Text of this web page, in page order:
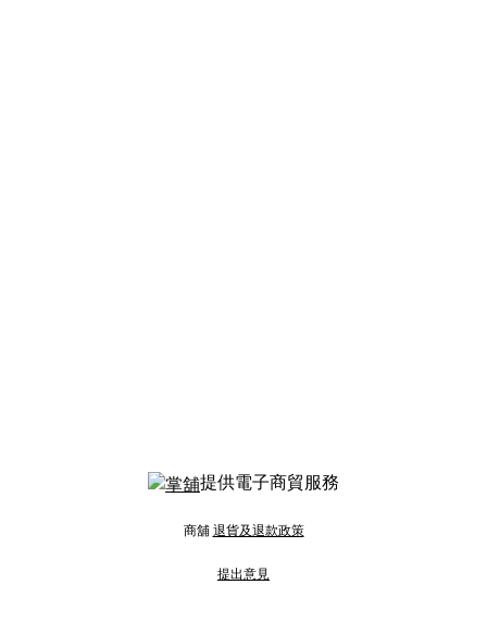
提供電子商貿服務
商舖 退貨及退款政策
提出意見